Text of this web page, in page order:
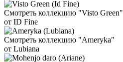
Смотреть коллекцию "Visto Green"
от ID Fine
Смотреть коллекцию "Ameryka"
от Lubiana